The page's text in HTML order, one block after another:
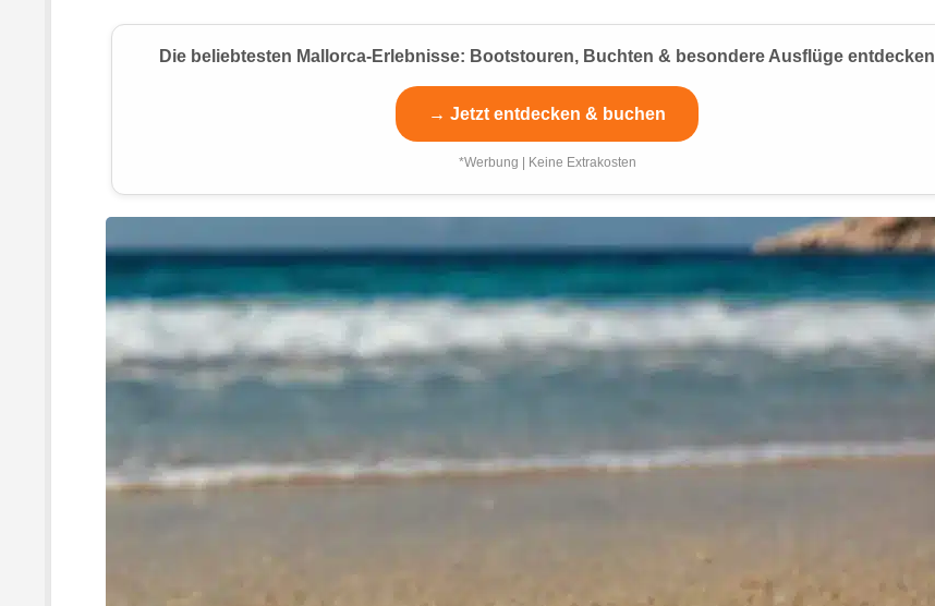
Die beliebtesten Mallorca-Erlebnisse: Bootstouren, Buchten & besondere Ausflüge entdecken
→ Jetzt entdecken & buchen
*Werbung | Keine Extrakosten